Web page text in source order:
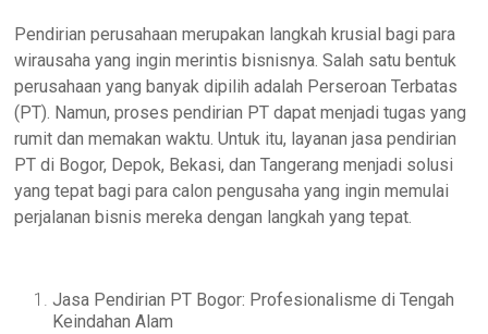
Pendirian perusahaan merupakan langkah krusial bagi para
wirausaha yang ingin merintis bisnisnya. Salah satu bentuk
perusahaan yang banyak dipilih adalah Perseroan Terbatas
(PT). Namun, proses pendirian PT dapat menjadi tugas yang
rumit dan memakan waktu. Untuk itu, layanan jasa pendirian
PT di Bogor, Depok, Bekasi, dan Tangerang menjadi solusi
yang tepat bagi para calon pengusaha yang ingin memulai
perjalanan bisnis mereka dengan langkah yang tepat.
Jasa Pendirian PT Bogor: Profesionalisme di Tengah
Keindahan Alam